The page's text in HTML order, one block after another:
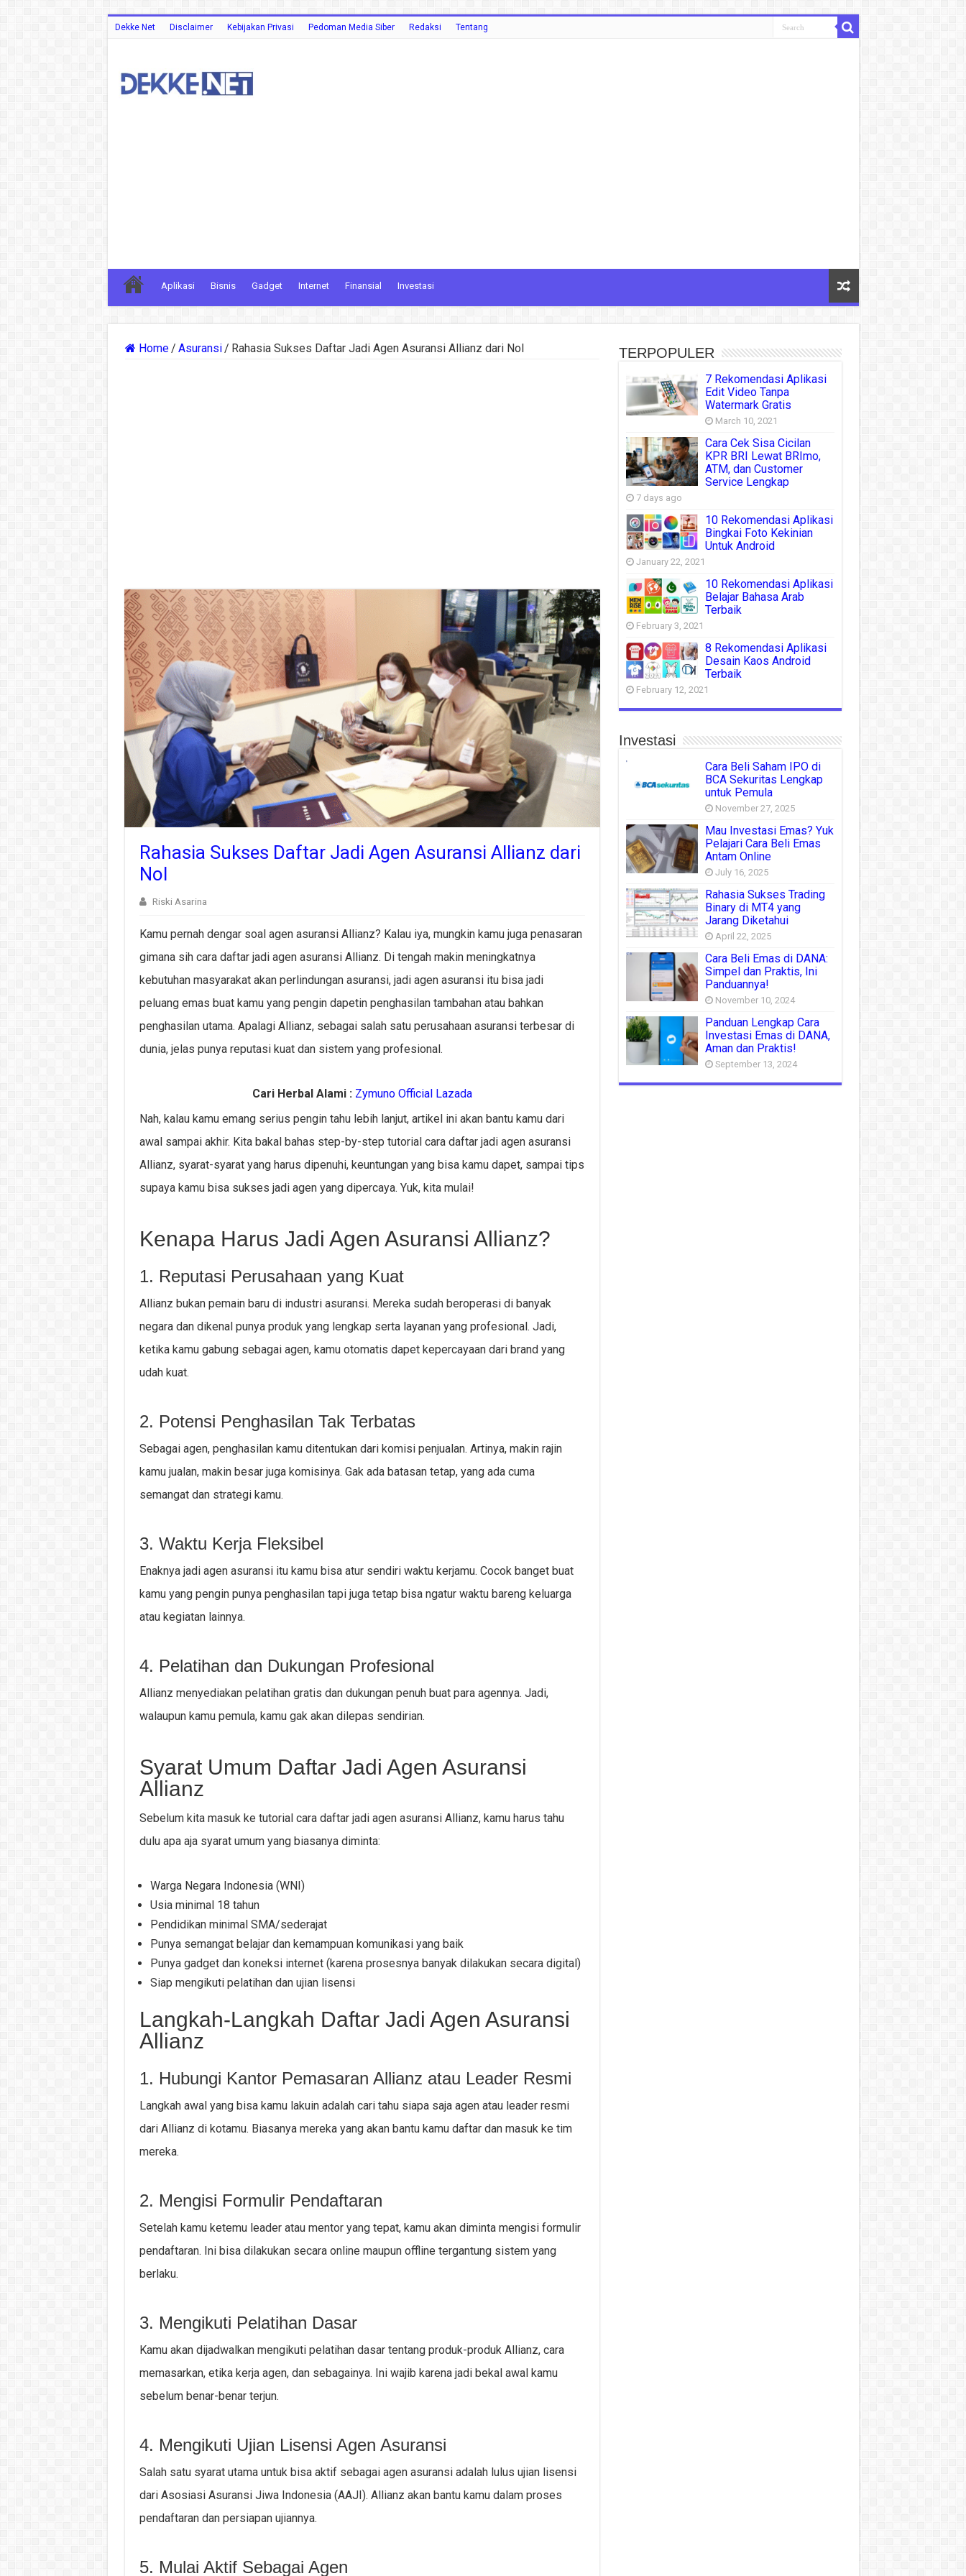
Dekke Net Disclaimer Kebijakan Privasi Pedoman Media Siber Redaksi Tentang
Aplikasi Bisnis Gadget Internet Finansial Investasi
Home/ Asuransi/ Rahasia Sukses Daftar Jadi Agen Asuransi Allianz dari Nol
Rahasia Sukses Daftar Jadi Agen Asuransi Allianz dari
Nol
Riski Asarina
Kamu pernah dengar soal agen asuransi Allianz? Kalau iya, mungkin kamu juga penasaran
gimana sih cara daftar jadi agen asuransi Allianz. Di tengah makin meningkatnya
kebutuhan masyarakat akan perlindungan asuransi, jadi agen asuransi itu bisa jadi
peluang emas buat kamu yang pengin dapetin penghasilan tambahan atau bahkan
penghasilan utama. Apalagi Allianz, sebagai salah satu perusahaan asuransi terbesar di
dunia, jelas punya reputasi kuat dan sistem yang profesional.
Cari Herbal Alami : Zymuno Official Lazada
Nah, kalau kamu emang serius pengin tahu lebih lanjut, artikel ini akan bantu kamu dari
awal sampai akhir. Kita bakal bahas step-by-step tutorial cara daftar jadi agen asuransi
Allianz, syarat-syarat yang harus dipenuhi, keuntungan yang bisa kamu dapet, sampai tips
supaya kamu bisa sukses jadi agen yang dipercaya. Yuk, kita mulai!
Kenapa Harus Jadi Agen Asuransi Allianz?
1. Reputasi Perusahaan yang Kuat
Allianz bukan pemain baru di industri asuransi. Mereka sudah beroperasi di banyak
negara dan dikenal punya produk yang lengkap serta layanan yang profesional. Jadi,
ketika kamu gabung sebagai agen, kamu otomatis dapet kepercayaan dari brand yang
udah kuat.
2. Potensi Penghasilan Tak Terbatas
Sebagai agen, penghasilan kamu ditentukan dari komisi penjualan. Artinya, makin rajin
kamu jualan, makin besar juga komisinya. Gak ada batasan tetap, yang ada cuma
semangat dan strategi kamu.
3. Waktu Kerja Fleksibel
Enaknya jadi agen asuransi itu kamu bisa atur sendiri waktu kerjamu. Cocok banget buat
kamu yang pengin punya penghasilan tapi juga tetap bisa ngatur waktu bareng keluarga
atau kegiatan lainnya.
4. Pelatihan dan Dukungan Profesional
Allianz menyediakan pelatihan gratis dan dukungan penuh buat para agennya. Jadi,
walaupun kamu pemula, kamu gak akan dilepas sendirian.
Syarat Umum Daftar Jadi Agen Asuransi
Allianz
Sebelum kita masuk ke tutorial cara daftar jadi agen asuransi Allianz, kamu harus tahu
dulu apa aja syarat umum yang biasanya diminta:
Warga Negara Indonesia (WNI)
Usia minimal 18 tahun
Pendidikan minimal SMA/sederajat
Punya semangat belajar dan kemampuan komunikasi yang baik
Punya gadget dan koneksi internet (karena prosesnya banyak dilakukan secara digital)
Siap mengikuti pelatihan dan ujian lisensi
Langkah-Langkah Daftar Jadi Agen Asuransi
Allianz
1. Hubungi Kantor Pemasaran Allianz atau Leader Resmi
Langkah awal yang bisa kamu lakuin adalah cari tahu siapa saja agen atau leader resmi
dari Allianz di kotamu. Biasanya mereka yang akan bantu kamu daftar dan masuk ke tim
mereka.
2. Mengisi Formulir Pendaftaran
Setelah kamu ketemu leader atau mentor yang tepat, kamu akan diminta mengisi formulir
pendaftaran. Ini bisa dilakukan secara online maupun offline tergantung sistem yang
berlaku.
3. Mengikuti Pelatihan Dasar
Kamu akan dijadwalkan mengikuti pelatihan dasar tentang produk-produk Allianz, cara
memasarkan, etika kerja agen, dan sebagainya. Ini wajib karena jadi bekal awal kamu
sebelum benar-benar terjun.
4. Mengikuti Ujian Lisensi Agen Asuransi
Salah satu syarat utama untuk bisa aktif sebagai agen asuransi adalah lulus ujian lisensi
dari Asosiasi Asuransi Jiwa Indonesia (AAJI). Allianz akan bantu kamu dalam proses
pendaftaran dan persiapan ujiannya.
5. Mulai Aktif Sebagai Agen
TERPOPULER
7 Rekomendasi Aplikasi
Edit Video Tanpa
Watermark Gratis
March 10, 2021
Cara Cek Sisa Cicilan
KPR BRI Lewat BRImo,
ATM, dan Customer
Service Lengkap
7 days ago
10 Rekomendasi Aplikasi
Bingkai Foto Kekinian
Untuk Android
January 22, 2021
10 Rekomendasi Aplikasi
Belajar Bahasa Arab
Terbaik
February 3, 2021
8 Rekomendasi Aplikasi
Desain Kaos Android
Terbaik
February 12, 2021
Investasi
Cara Beli Saham IPO di
BCA Sekuritas Lengkap
untuk Pemula
November 27, 2025
Mau Investasi Emas? Yuk
Pelajari Cara Beli Emas
Antam Online
July 16, 2025
Rahasia Sukses Trading
Binary di MT4 yang
Jarang Diketahui
April 22, 2025
Cara Beli Emas di DANA:
Simpel dan Praktis, Ini
Panduannya!
November 10, 2024
Panduan Lengkap Cara
Investasi Emas di DANA,
Aman dan Praktis!
September 13, 2024